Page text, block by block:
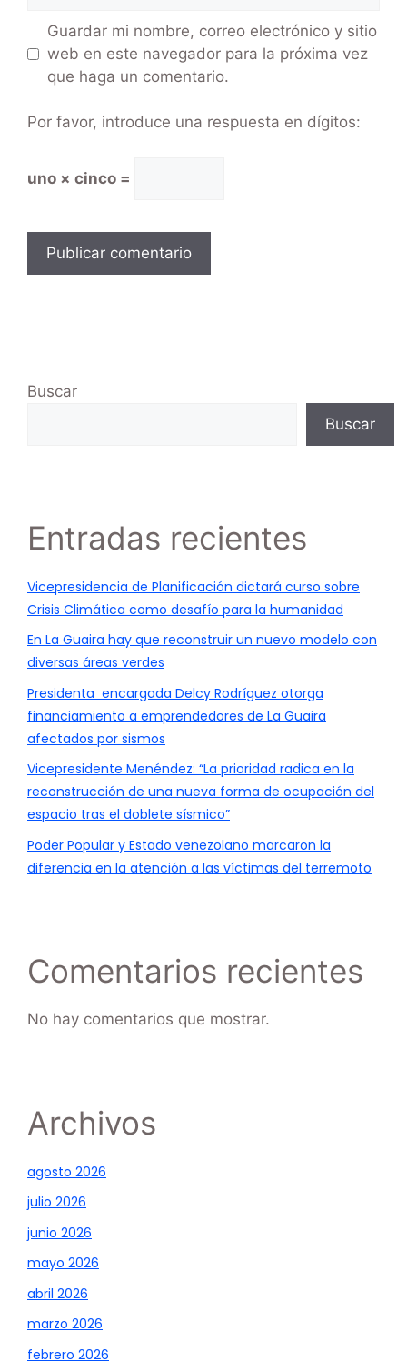
Guardar mi nombre, correo electrónico y sitio
web en este navegador para la próxima vez
que haga un comentario.
Por favor, introduce una respuesta en dígitos:
uno × cinco =
Buscar
Buscar
Entradas recientes
Vicepresidencia de Planificación dictará curso sobre
Crisis Climática como desafío para la humanidad
En La Guaira hay que reconstruir un nuevo modelo con
diversas áreas verdes
Presidenta encargada Delcy Rodríguez otorga
financiamiento a emprendedores de La Guaira
afectados por sismos
Vicepresidente Menéndez: “La prioridad radica en la
reconstrucción de una nueva forma de ocupación del
espacio tras el doblete sísmico”
Poder Popular y Estado venezolano marcaron la
diferencia en la atención a las víctimas del terremoto
Comentarios recientes
No hay comentarios que mostrar.
Archivos
agosto 2026
julio 2026
junio 2026
mayo 2026
abril 2026
marzo 2026
febrero 2026